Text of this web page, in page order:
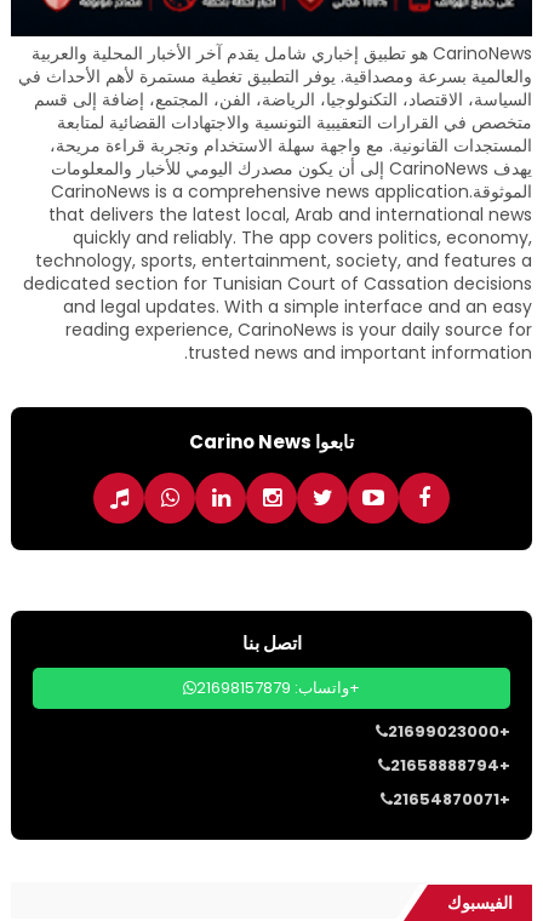
CarinoNews هو تطبيق إخباري شامل يقدم آخر الأخبار المحلية والعربية
والعالمية بسرعة ومصداقية. يوفر التطبيق تغطية مستمرة لأهم الأحداث في
السياسة، الاقتصاد، التكنولوجيا، الرياضة، الفن، المجتمع، إضافة إلى قسم
متخصص في القرارات التعقيبية التونسية والاجتهادات القضائية لمتابعة
المستجدات القانونية. مع واجهة سهلة الاستخدام وتجربة قراءة مريحة،
يهدف CarinoNews إلى أن يكون مصدرك اليومي للأخبار والمعلومات
الموثوقة.CarinoNews is a comprehensive news application
that delivers the latest local, Arab and international news
quickly and reliably. The app covers politics, economy,
technology, sports, entertainment, society, and features a
dedicated section for Tunisian Court of Cassation decisions
and legal updates. With a simple interface and an easy
reading experience, CarinoNews is your daily source for
trusted news and important information.
تابعوا Carino News
اتصل بنا
واتساب: 21698157879+
21699023000+
21658888794+
21654870071+
الفيسبوك